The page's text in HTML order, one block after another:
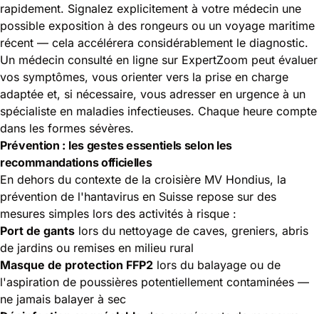
rapidement. Signalez explicitement à votre médecin une
possible exposition à des rongeurs ou un voyage maritime
récent — cela accélérera considérablement le diagnostic.
Un médecin consulté en ligne sur ExpertZoom peut évaluer
vos symptômes, vous orienter vers la prise en charge
adaptée et, si nécessaire, vous adresser en urgence à un
spécialiste en maladies infectieuses. Chaque heure compte
dans les formes sévères.
Prévention : les gestes essentiels selon les
recommandations officielles
En dehors du contexte de la croisière MV Hondius, la
prévention de l'hantavirus en Suisse repose sur des
mesures simples lors des activités à risque :
Port de gants lors du nettoyage de caves, greniers, abris
de jardins ou remises en milieu rural
Masque de protection FFP2 lors du balayage ou de
l'aspiration de poussières potentiellement contaminées —
ne jamais balayer à sec